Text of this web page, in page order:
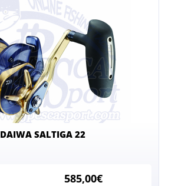
DAIWA SALTIGA 22
585,00€